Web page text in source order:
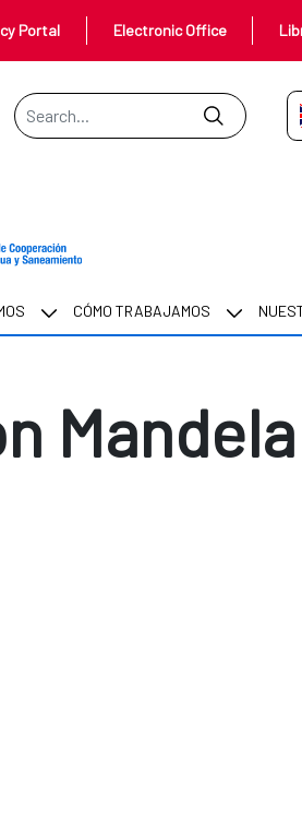
Portal Electronic Office
Search Bar
CÓMO TRABAJAMOS
Mandela